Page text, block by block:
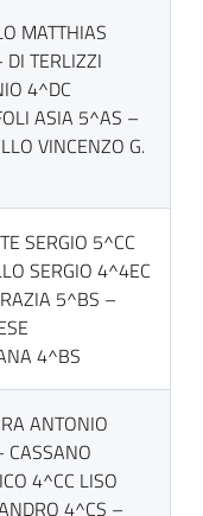
MATTHIAS
TERLIZZI
4^DC
ASIA 5^AS –
VINCENZO G.
SERGIO 5^CC
SERGIO 4^4EC
5^BS –
4^BS
ANTONIO
CASSANO
4^CC LISO
4^CS –